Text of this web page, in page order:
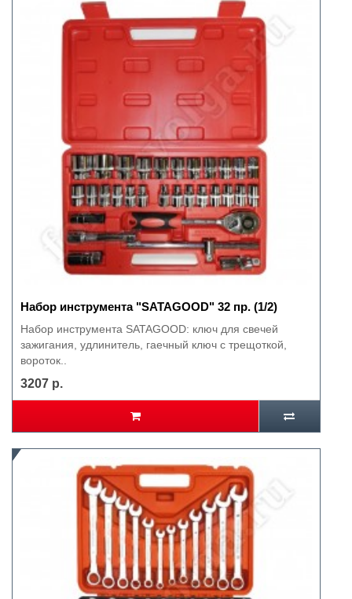
Набор инструмента "SATAGOOD" 32 пр. (1/2)
Набор инструмента SATAGOOD: ключ для свечей
зажигания, удлинитель, гаечный ключ с трещоткой,
вороток..
3207 р.